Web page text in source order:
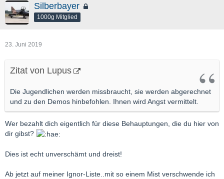
Silberbayer
1000g Mitglied
23. Juni 2019
Zitat von Lupus
Die Jugendlichen werden missbraucht, sie werden abgerechnet
und zu den Demos hinbefohlen. Ihnen wird Angst vermittelt.
Wer bezahlt dich eigentlich für diese Behauptungen, die du hier von
dir gibst?
Dies ist echt unverschämt und dreist!
Ab jetzt auf meiner Ignor-Liste..mit so einem Mist verschwende ich